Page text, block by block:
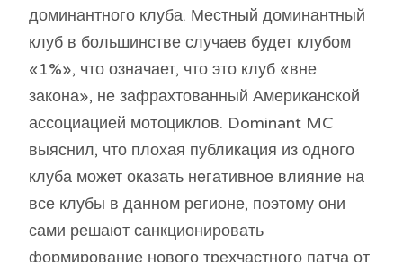
доминантного клуба. Местный доминантный
клуб в большинстве случаев будет клубом
«1%», что означает, что это клуб «вне
закона», не зафрахтованный Американской
ассоциацией мотоциклов. Dominant MC
выяснил, что плохая публикация из одного
клуба может оказать негативное влияние на
все клубы в данном регионе, поэтому они
сами решают санкционировать
формирование нового трехчастного патча от